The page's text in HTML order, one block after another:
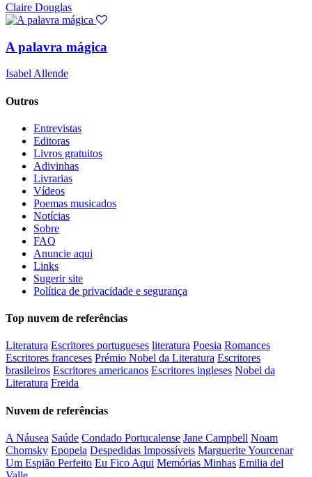
Claire Douglas
A palavra mágica
Isabel Allende
Outros
Entrevistas
Editoras
Livros gratuitos
Adivinhas
Livrarias
Vídeos
Poemas musicados
Notícias
Sobre
FAQ
Anuncie aqui
Links
Sugerir site
Política de privacidade e segurança
Top nuvem de referências
Literatura Escritores portugueses literatura Poesia Romances
Escritores franceses Prémio Nobel da Literatura Escritores
brasileiros Escritores americanos Escritores ingleses Nobel da
Literatura Freida
Nuvem de referências
A Náusea Saúde Condado Portucalense Jane Campbell Noam
Chomsky Epopeia Despedidas Impossíveis Marguerite Yourcenar
Um Espião Perfeito Eu Fico Aqui Memórias Minhas Emilia del